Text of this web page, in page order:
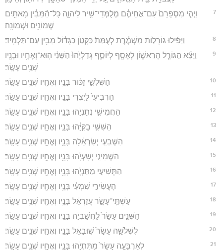
7
וַיְהִ֤י מִסְפָּרָם֙ עִם־אֲחֵיהֶ֔ם מְלֻמְּדֵי־שִׁ֖יר לַיהוָ֑ה כָּל־הַ֨מֵּבִ֔ין מָאתַ֖יִם
שְׁמוֹנִ֥ים וּשְׁמוֹנָֽה׃
8 וַיַּפִּ֜ילוּ גּוֹרָל֣וֹת מִשְׁמֶ֗רֶת לְעֻמַּת֙ כַּקָּטֹ֣ן כַּגָּד֔וֹל מֵבִ֖ין עִם־תַּלְמִֽיד׃
9
וַיֵּצֵ֞א הַגּוֹרָ֧ל הָרִאשׁ֛וֹן לְאָסָ֖ף לְיוֹסֵ֑ף גְּדַלְיָ֙הוּ֙ הַשֵּׁנִ֔י הֽוּא־וְאֶחָ֥יו וּבָנָ֖יו
שְׁנֵ֥ים עָשָֽׂר׃
10 הַשְּׁלִשִׁ֣י זַכּ֔וּר בָּנָ֥יו וְאֶחָ֖יו שְׁנֵ֥ים עָשָֽׂר׃
11 הָרְבִיעִי֙ לַיִּצְרִ֔י בָּנָ֥יו וְאֶחָ֖יו שְׁנֵ֥ים עָשָֽׂר׃
12 הַחֲמִישִׁ֣י נְתַנְיָ֔הוּ בָּנָ֥יו וְאֶחָ֖יו שְׁנֵ֥ים עָשָֽׂר׃
13 הַשִּׁשִּׁ֣י בֻקִּיָּ֔הוּ בָּנָ֥יו וְאֶחָ֖יו שְׁנֵ֥ים עָשָֽׂר׃
14 הַשְּׁבִעִ֣י יְשַׂרְאֵ֔לָה בָּנָ֥יו וְאֶחָ֖יו שְׁנֵ֥ים עָשָֽׂר׃
15 הַשְּׁמִינִ֣י יְשַֽׁעְיָ֔הוּ בָּנָ֥יו וְאֶחָ֖יו שְׁנֵ֥ים עָשָֽׂר׃
16 הַתְּשִׁיעִ֣י מַתַּנְיָ֔הוּ בָּנָ֥יו וְאֶחָ֖יו שְׁנֵ֥ים עָשָֽׂר׃
17 הָעֲשִׂירִ֣י שִׁמְעִ֔י בָּנָ֥יו וְאֶחָ֖יו שְׁנֵ֥ים עָשָֽׂר׃
18 עַשְׁתֵּֽי־עָשָׂ֣ר עֲזַרְאֵ֔ל בָּנָ֥יו וְאֶחָ֖יו שְׁנֵ֥ים עָשָֽׂר׃
19 הַשְּׁנֵ֤ים עָשָׂר֙ לַחֲשַׁבְיָ֔ה בָּנָ֥יו וְאֶחָ֖יו שְׁנֵ֥ים עָשָֽׂר׃
20 לִשְׁלֹשָׁ֤ה עָשָׂר֙ שֽׁוּבָאֵ֔ל בָּנָ֥יו וְאֶחָ֖יו שְׁנֵ֥ים עָשָֽׂר׃
21 לְאַרְבָּעָ֤ה עָשָׂר֙ מַתִּתְיָ֔הוּ בָּנָ֥יו וְאֶחָ֖יו שְׁנֵ֥ים עָשָֽׂר׃